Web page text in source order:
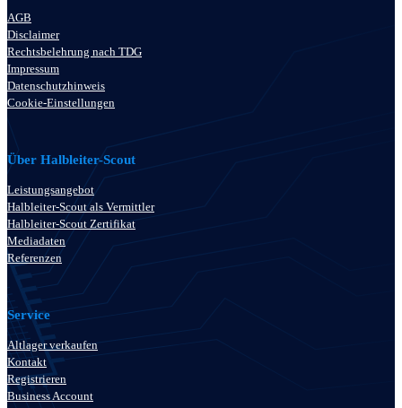
AGB
Disclaimer
Rechtsbelehrung nach TDG
Impressum
Datenschutzhinweis
Cookie-Einstellungen
Über Halbleiter-Scout
Leistungsangebot
Halbleiter-Scout als Vermittler
Halbleiter-Scout Zertifikat
Mediadaten
Referenzen
Service
Altlager verkaufen
Kontakt
Registrieren
Business Account